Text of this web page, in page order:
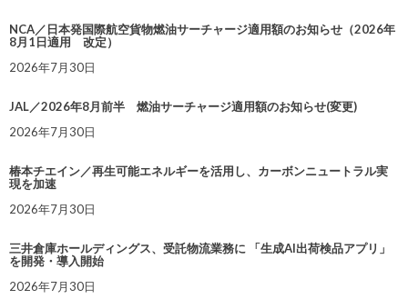
NCA／日本発国際航空貨物燃油サーチャージ適用額のお知らせ（2026年
8月1日適用 改定）
2026年7月30日
JAL／2026年8月前半 燃油サーチャージ適用額のお知らせ(変更)
2026年7月30日
椿本チエイン／再生可能エネルギーを活用し、カーボンニュートラル実
現を加速
2026年7月30日
三井倉庫ホールディングス、受託物流業務に 「生成AI出荷検品アプリ」
を開発・導入開始
2026年7月30日